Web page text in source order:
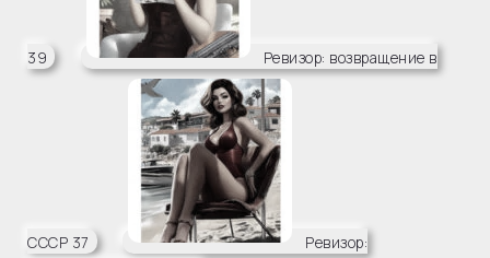
39 Ревизор: возвращение в
СССР 37
Ревизор: